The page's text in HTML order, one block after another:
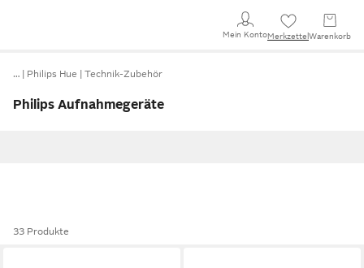
Mein KontoMerkzettel Warenkorb
… Philips Hue Technik-Zubehör
Philips Aufnahmegeräte
33 Produkte